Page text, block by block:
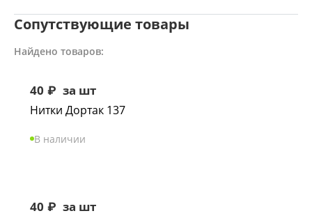
Сопутствующие товары
Найдено товаров:
40 ₽ за шт
Нитки Дортак 137
В наличии
40 ₽ за шт